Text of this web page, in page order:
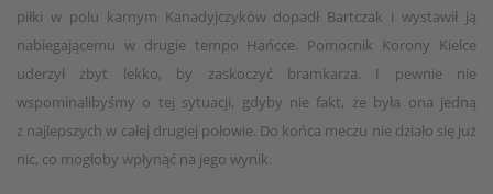
piłki w polu karnym Kanadyjczyków dopadł Bartczak i wystawił ją
nabiegającemu w drugie tempo Hańcce. Pomocnik Korony Kielce
uderzył zbyt lekko, by zaskoczyć bramkarza. I pewnie nie
wspominalibyśmy o tej sytuacji, gdyby nie fakt, że była ona jedną
z najlepszych w całej drugiej połowie. Do końca meczu nie działo się już
nic, co mogłoby wpłynąć na jego wynik.